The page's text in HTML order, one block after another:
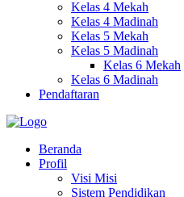
Kelas 4 Mekah
Kelas 4 Madinah
Kelas 5 Mekah
Kelas 5 Madinah
Kelas 6 Mekah
Kelas 6 Madinah
Pendaftaran
Beranda
Profil
Visi Misi
Sistem Pendidikan